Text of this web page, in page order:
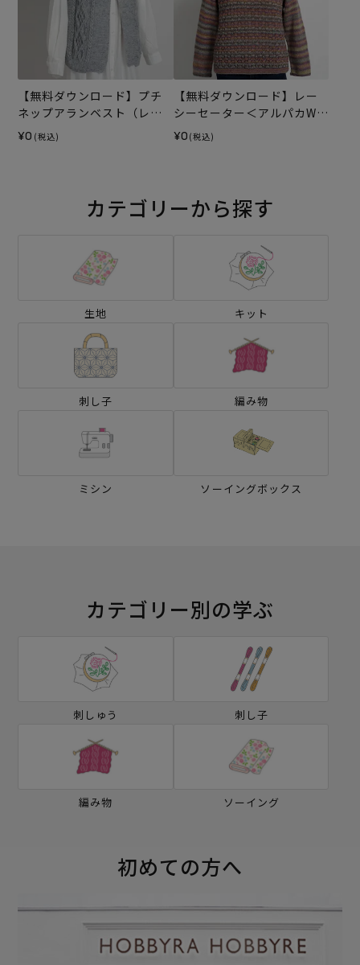
【無料ダウンロード】プチ
ネップアランベスト（レシ
ピ）
¥0 (税込)
【無料ダウンロード】レー
シーセーター＜アルパカWパ
レット＞（レシピ）
¥0 (税込)
カテゴリーから探す
生地 キット
刺し子 編み物
ミシン ソーイングボックス
カテゴリー別の学ぶ
刺しゅう 刺し子
編み物 ソーイング
初めての方へ